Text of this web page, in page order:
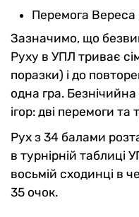
Перемога Вереса
Зазначимо, що
Руху в УПЛ триває
поразки) і до
одна гра.
ігор: дві перемоги та
Рух з 34 балами
в турнірній таблиці
восьмій сходинці в
35 очок.